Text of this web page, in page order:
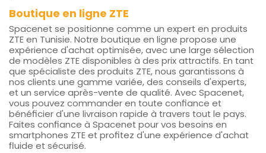
Boutique en ligne ZTE
Spacenet se positionne comme un expert en produits
ZTE en Tunisie. Notre boutique en ligne propose une
expérience d'achat optimisée, avec une large sélection
de modèles ZTE disponibles à des prix attractifs. En tant
que spécialiste des produits ZTE, nous garantissons à
nos clients une gamme variée, des conseils d'experts,
et un service après-vente de qualité. Avec Spacenet,
vous pouvez commander en toute confiance et
bénéficier d'une livraison rapide à travers tout le pays.
Faites confiance à Spacenet pour vos besoins en
smartphones ZTE et profitez d'une expérience d'achat
fluide et sécurisé.